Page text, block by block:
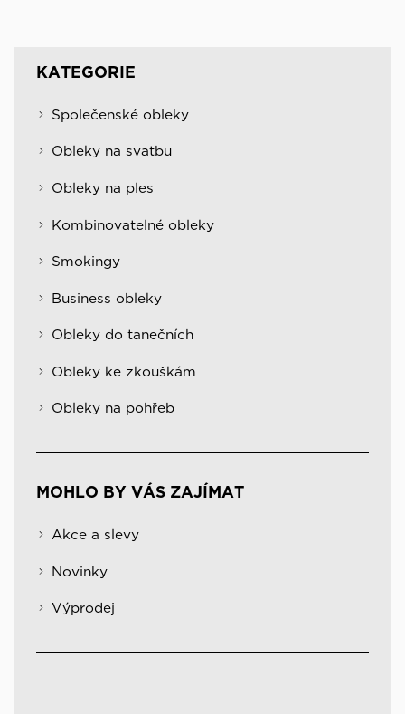
KATEGORIE
Společenské obleky
Obleky na svatbu
Obleky na ples
Kombinovatelné obleky
Smokingy
Business obleky
Obleky do tanečních
Obleky ke zkouškám
Obleky na pohřeb
MOHLO BY VÁS ZAJÍMAT
Akce a slevy
Novinky
Výprodej